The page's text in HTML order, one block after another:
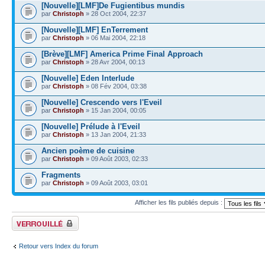
[Nouvelle][LMF]De Fugientibus mundis
par Christoph » 28 Oct 2004, 22:37
[Nouvelle][LMF] EnTerrement
par Christoph » 06 Mai 2004, 22:18
[Brève][LMF] America Prime Final Approach
par Christoph » 28 Avr 2004, 00:13
[Nouvelle] Eden Interlude
par Christoph » 08 Fév 2004, 03:38
[Nouvelle] Crescendo vers l'Eveil
par Christoph » 15 Jan 2004, 00:05
[Nouvelle] Prélude à l'Eveil
par Christoph » 13 Jan 2004, 21:33
Ancien poème de cuisine
par Christoph » 09 Août 2003, 02:33
Fragments
par Christoph » 09 Août 2003, 03:01
Afficher les fils publiés depuis :
Forum verrouillé
Retour vers Index du forum